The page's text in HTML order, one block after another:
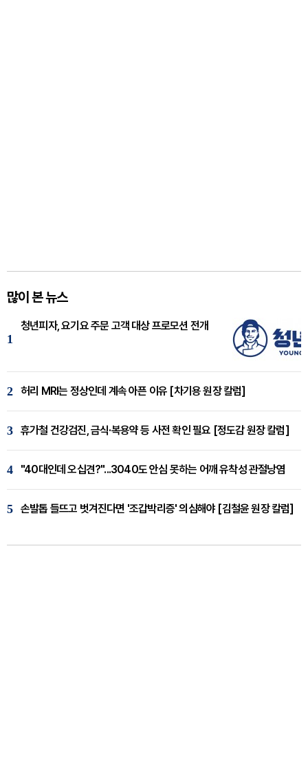
많이 본 뉴스
1
청년피자, 요기요 주문 고객 대상 프로모션 전개
2 허리 MRI는 정상인데 계속 아픈 이유 [차기용 원장 칼럼]
3 휴가철 건강검진, 금식·복용약 등 사전 확인 필요 [정도감 원장 칼럼]
4 "40대인데 오십견?"...3040도 안심 못하는 어깨 유착성 관절낭염
5 손발톱 들뜨고 벗겨진다면 '조갑박리증' 의심해야 [김철윤 원장 칼럼]